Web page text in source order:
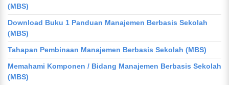
(MBS)
Download Buku 1 Panduan Manajemen Berbasis Sekolah
(MBS)
Tahapan Pembinaan Manajemen Berbasis Sekolah (MBS)
Memahami Komponen / Bidang Manajemen Berbasis Sekolah
(MBS)